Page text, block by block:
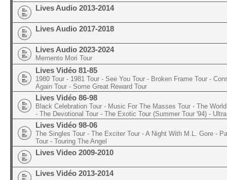
Lives Audio 2013-2014
Lives Audio 2017-2018
Lives Audio 2023-2024
Memento Mori Tour
Lives Vidéo 81-85
1980 Tour - 1981 Tour - See You Tour - Broken Frame Tour -
Again Tour - Some Great Reward Tour
Lives Vidéo 86-98
Black Celebration Tour - Music For The Masses Tour - The
- The Devotional Tour - The Exotic Tour (Summer Tour '94) -
Lives Vidéo 98-06
The Singles Tour - The Exciter Tour - A Night With M.L. Gore -
Tour - Touring The Angel
Lives Video 2009-2010
Lives Vidéo 2013-2014